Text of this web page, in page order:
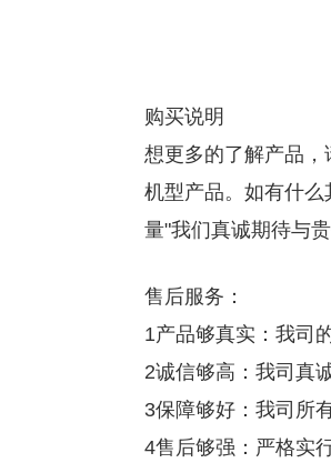
购买说明
想更多的了解产品
机型产品。如有什
量"我们真诚期待与
售后服务：
1产品够真实：我司
2诚信够高：我司真
3保障够好：我司所
4售后够强：严格实